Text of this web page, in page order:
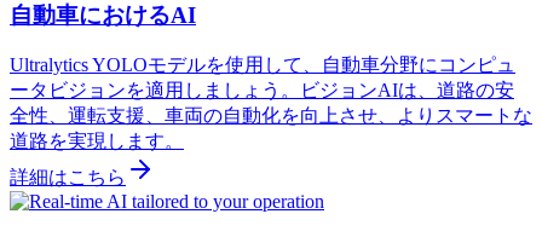
自動車におけるAI
Ultralytics YOLOモデルを使用して、自動車分野にコンピュ
ータビジョンを適用しましょう。ビジョンAIは、道路の安
全性、運転支援、車両の自動化を向上させ、よりスマートな
道路を実現します。
詳細はこちら